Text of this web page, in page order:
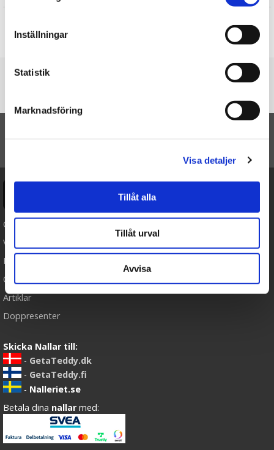
Inställningar
Statistik
Marknadsföring
Visa detaljer
Tillåt alla
Tillåt urval
Avvisa
Cookies
Varumärken
Köpvillkor
Om oss
Artiklar
Doppresenter
Skicka Nallar till:
- GetaTeddy.dk
- GetaTeddy.fi
- Nalleriet.se
Betala dina nallar med: